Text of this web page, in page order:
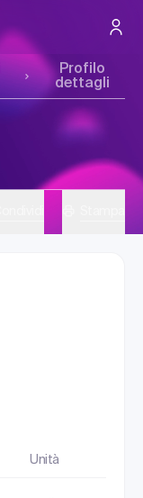
Profilo
dettagli
Unità